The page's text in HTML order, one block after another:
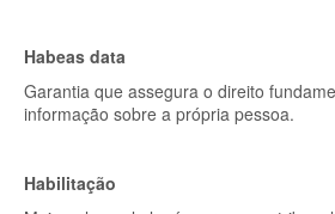
Habeas data
Garantia que assegura o direito
informação sobre a própria pessoa.
Habilitação